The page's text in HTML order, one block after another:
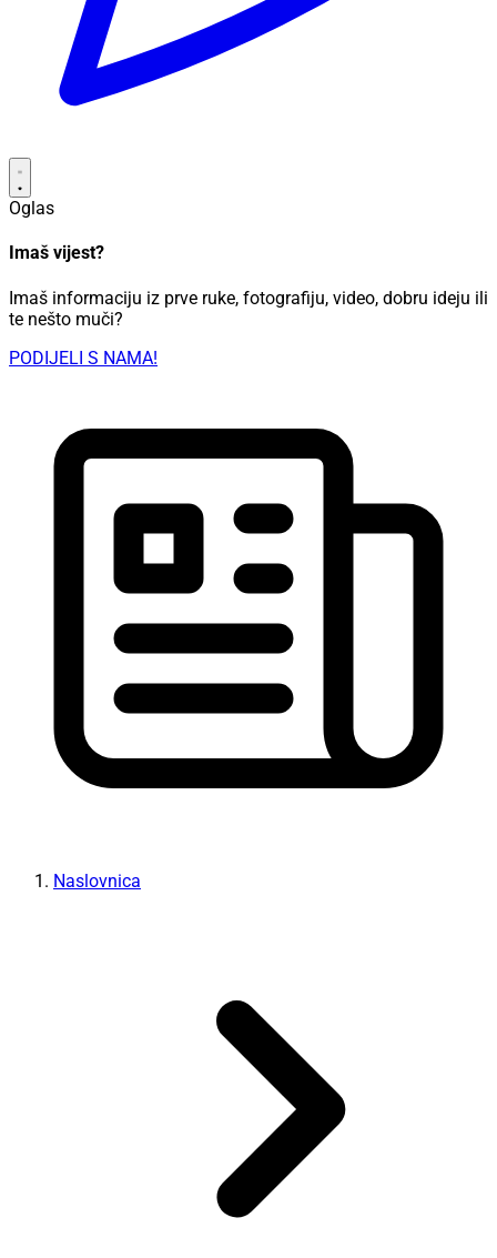
Oglas
Imaš vijest?
Imaš informaciju iz prve ruke, fotografiju, video, dobru ideju ili
te nešto muči?
PODIJELI S NAMA!
Naslovnica